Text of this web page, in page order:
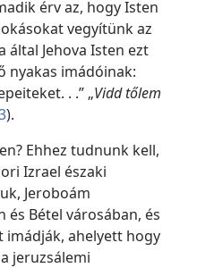
érv az, hogy Isten
vegyítünk az
által Jehova Isten ezt
nyakas imádóinak:
. .” „Vidd tőlem
).
Ehhez tudnunk kell,
Izrael északi
Jeroboám
Bétel városában, és
imádják, ahelyett hogy
jeruzsálemi